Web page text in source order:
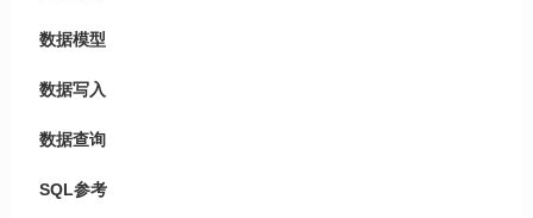
数据模型
数据写入
数据查询
SQL参考